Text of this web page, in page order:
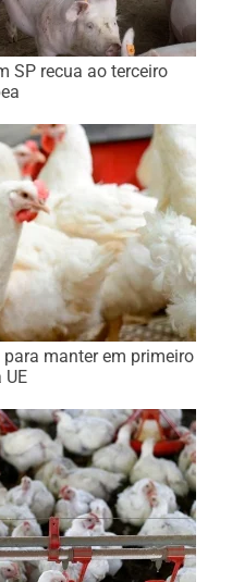
SP recua ao terceiro
manter em primeiro
UE